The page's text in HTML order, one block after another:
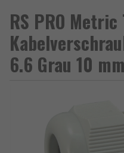
RS PRO Metric
6.6 Grau 10